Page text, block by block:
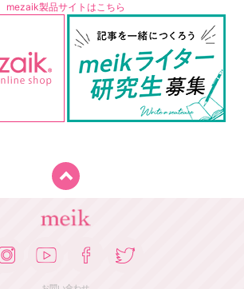
mezaik製品サイトはこちら